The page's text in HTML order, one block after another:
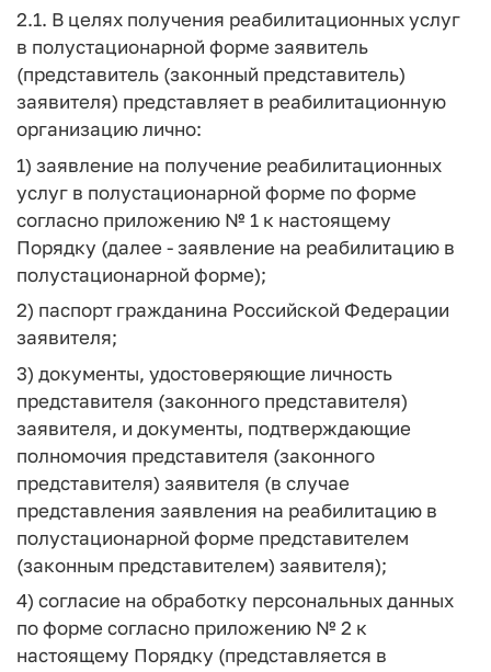
2.1. В целях получения реабилитационных услуг
в полустационарной форме заявитель
(представитель (законный представитель)
заявителя) представляет в реабилитационную
организацию лично:
1) заявление на получение реабилитационных
услуг в полустационарной форме по форме
согласно приложению № 1 к настоящему
Порядку (далее - заявление на реабилитацию в
полустационарной форме);
2) паспорт гражданина Российской Федерации
заявителя;
3) документы, удостоверяющие личность
представителя (законного представителя)
заявителя, и документы, подтверждающие
полномочия представителя (законного
представителя) заявителя (в случае
представления заявления на реабилитацию в
полустационарной форме представителем
(законным представителем) заявителя);
4) согласие на обработку персональных данных
по форме согласно приложению № 2 к
настоящему Порядку (представляется в